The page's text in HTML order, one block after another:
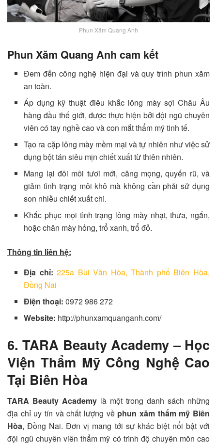
Phun Xăm Quang Anh
Phun Xăm Quang Anh cam kết
Đem đến công nghệ hiện đại và quy trình phun xăm
an toàn.
Áp dụng kỹ thuật điêu khắc lông mày sợi Châu Âu
hàng đầu thế giới, được thực hiện bởi đội ngũ chuyên
viên có tay nghề cao và con mắt thẩm mỹ tinh tế.
Tạo ra cặp lông mày mềm mại và tự nhiên như việc sử
dụng bột tán siêu mịn chiết xuất từ thiên nhiên.
Mang lại đôi môi tươi mới, căng mọng, quyến rũ, và
giảm tình trạng môi khô mà không cần phải sử dụng
son nhiều chiết xuất chì.
Khắc phục mọi tình trạng lông mày nhạt, thưa, ngắn,
hoặc chân mày hỏng, trổ xanh, trổ đỏ.
Thông tin liên hệ:
Địa chỉ:225a Bùi Văn Hòa, Thành phố Biên Hòa,
Đồng Nai
Điện thoại:0972 986 272
Website: http://phunxamquanganh.com/
6. TARA Beauty Academy – Học
Viện Thẩm Mỹ Công Nghệ Cao
Tại Biên Hòa
TARA Beauty Academy là một trong danh sách những
địa chỉ uy tín và chất lượng về phun xăm thẩm mỹ Biên
Hòa, Đồng Nai. Đơn vị mang tới sự khác biệt nổi bật với
đội ngũ chuyên viên thẩm mỹ có trình độ chuyên môn cao